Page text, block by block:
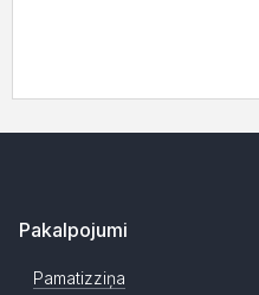
Pakalpojumi
Pamatizziņa